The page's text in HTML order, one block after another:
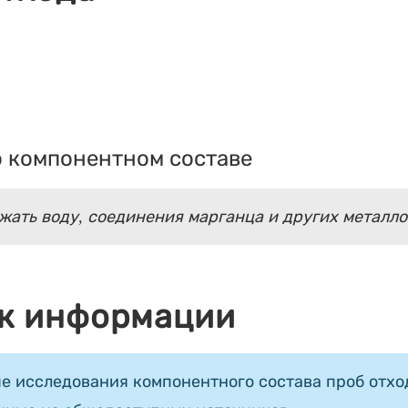
составе
воду, соединения марганца и других
информации
исследования компонентного состава проб